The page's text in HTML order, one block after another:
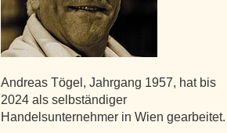
Andreas Tögel, Jahrgang 1957, hat bis
2024 als selbständiger
Handelsunternehmer in Wien gearbeitet.